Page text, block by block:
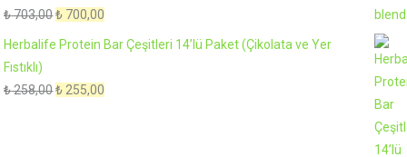
₺703,00Orijinal
fiyat:
₺ 700,00
andaki
₺ 700,00.
Herbalife Protein Bar Çeşitleri 14’lü Paket (Çikolata ve Yer
Fıstıklı)
₺258,00Orijinal
₺ 255,00